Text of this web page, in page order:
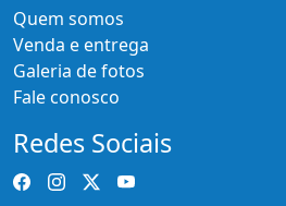
Quem somos
Venda e entrega
Galeria de fotos
Fale conosco
Redes Sociais